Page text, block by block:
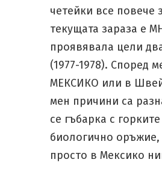
четейки все повече
текущата зараза е
проявявала цели
(1977-1978). Според
МЕКСИКО или в
мен причини са
се гъбарка с
биологично
просто в Мексико